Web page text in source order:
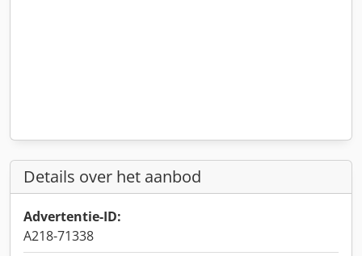
Details over het aanbod
Advertentie-ID:
A218-71338